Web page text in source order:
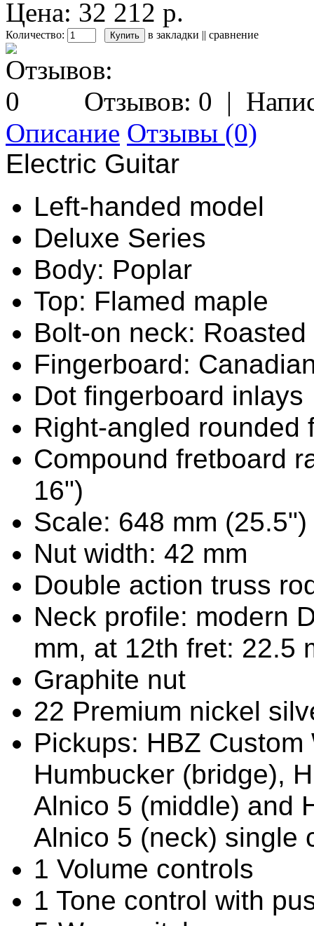
Цена: 32 212 р.
Количество: в закладки || сравнение
Отзывов: 0 |
Описание Отзывы (0)
Electric Guitar
Left-handed model
Deluxe Series
Body: Poplar
Top: Flamed maple
Bolt-on neck:
Fingerboard:
Dot fingerboard inlays
Right-angled rounded
Compound fretboard
16")
Scale: 648 mm (25.5")
Nut width: 42 mm
Double action truss
Neck profile: modern
mm, at 12th fret: 22.5
Graphite nut
22 Premium nickel
Pickups: HBZ
Humbucker (bridge),
Alnico 5 (middle) and
Alnico 5 (neck) single
1 Volume controls
1 Tone control with